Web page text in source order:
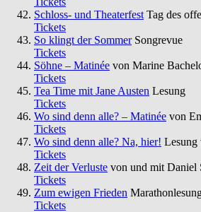
Schloss- und Theaterfest Tag des
Tickets
So klingt der Sommer Songrevue
Tickets
Söhne – Matinée von Marine
Tickets
Tea Time mit Jane Austen Lesung
Tickets
Wo sind denn alle? – Matinée von
Tickets
Wo sind denn alle? Na, hier! Lesung
Tickets
Zeit der Verluste von und mit Daniel
Tickets
Zum ewigen Frieden
Tickets